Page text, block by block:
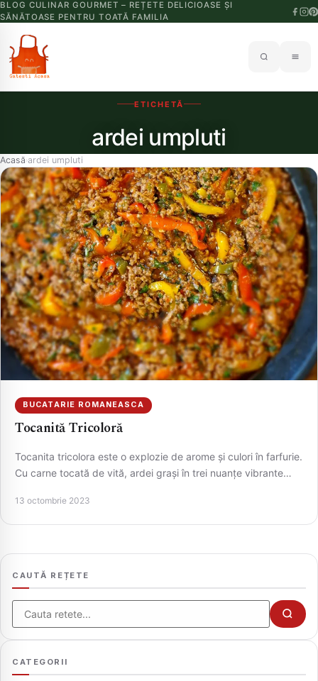
BLOG CULINAR GOURMET – REȚETE DELICIOASE ȘI
SĂNĂTOASE PENTRU TOATĂ FAMILIA
ETICHETĂ
ardei umpluti
Acasă›ardei umpluti
BUCATARIE ROMANEASCA
Tocanită Tricoloră
Tocanita tricolora este o explozie de arome și culori în farfurie.
Cu carne tocată de vită, ardei grași în trei nuanțe vibrante…
13 octombrie 2023
CAUTĂ REȚETE
Cauta
CATEGORII